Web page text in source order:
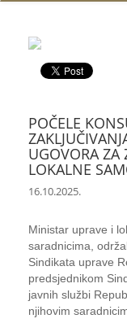
POČELE
UGOVORA ZA
LOKALNE
16.10.2025.
Ministar uprave i
saradnicima,
Sindikata uprave
predsjednikom
javnih službi
njihovim